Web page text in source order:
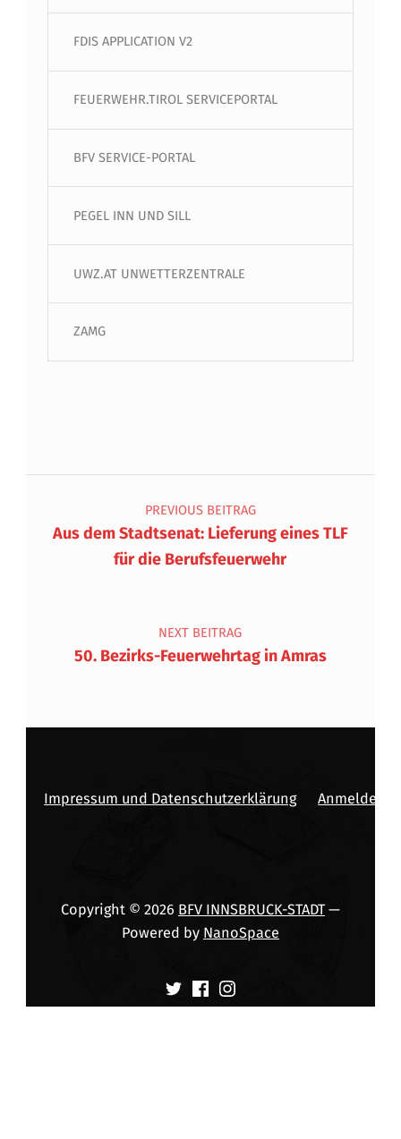
FDIS APPLICATION V2
FEUERWEHR.TIROL SERVICEPORTAL
BFV SERVICE-PORTAL
PEGEL INN UND SILL
UWZ.AT UNWETTERZENTRALE
ZAMG
Beitragsnavigation
PREVIOUS BEITRAG
Aus dem Stadtsenat: Lieferung eines TLF
für die Berufsfeuerwehr
NEXT BEITRAG
50. Bezirks-Feuerwehrtag in Amras
Impressum und Datenschutzerklärung Anmelden
Copyright © 2026 BFV INNSBRUCK-STADT—
Powered by NanoSpace